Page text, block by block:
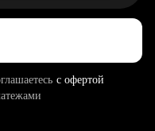
с офертой